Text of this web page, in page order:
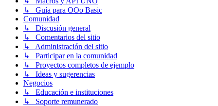
↳ Guía para OOo Basic
Comunidad
↳ Discusión general
↳ Comentarios del sitio
↳ Administración del sitio
↳ Participar en la comunidad
↳ Proyectos completos de ejemplo
↳ Ideas y sugerencias
Negocios
↳ Educación e instituciones
↳ Soporte remunerado